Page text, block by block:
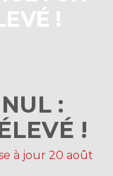
!
:
!
à jour 20 août